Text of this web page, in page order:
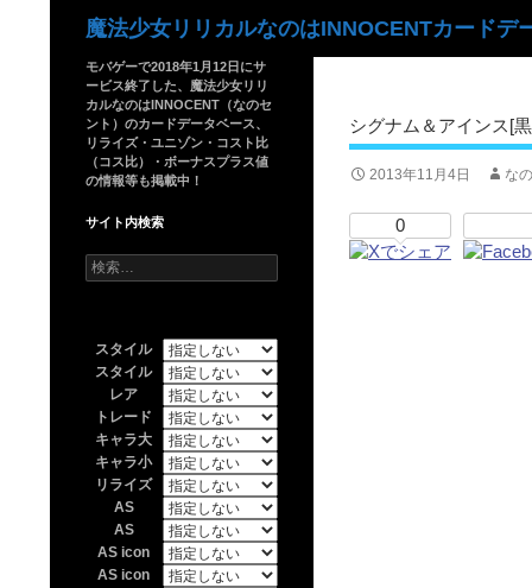
魔法少女リリカルなのはINNOCENTカードデ
シグナム＆アインス[
2013年11月4日 な
0
モバゲーで2018年1月12日にサ
ービス終了した、魔法少女リリ
カルなのはINNOCENT（なのセ
ント）のカードデータベース、
リライズ・ユニゾン・コスト比
（コス比）・ボーナスプラス値
の情報等も掲載中！
サイト内検索
検
索:
スタイル
スタイル
レア
トレード
キャラ大
キャラ小
リライズ
AS
AS
AS icon
AS icon